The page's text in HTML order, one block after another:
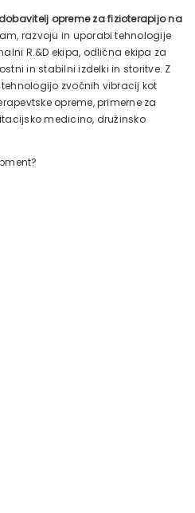
dobavitelj opreme za fizioterapijo na
razvoju in uporabi tehnologije
R.&D ekipa, odlična ekipa za
in stabilni izdelki in storitve. Z
zvočnih vibracij kot
opreme, primerne za
medicino, družinsko